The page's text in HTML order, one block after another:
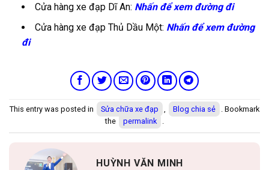
Cửa hàng xe đạp Dĩ An: Nhấn để xem đường đi
Cửa hàng xe đạp Thủ Dầu Một: Nhấn để xem đường
đi
This entry was posted in Sửa chữa xe đạp Blog chia sẻ
. Bookmark
the
permalink
HUỲNH VĂN MINH